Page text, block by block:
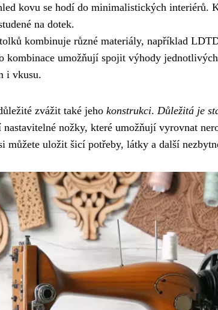
kovu se hodí do minimalistických interiérů.
na dotek.
kombinuje různé materiály, například
kombinace umožňují spojit výhody
i vkusu.
zvážit také jeho konstrukci. Důležitá je
nožky, které umožňují vyrovnat
můžete uložit šicí potřeby, látky a další